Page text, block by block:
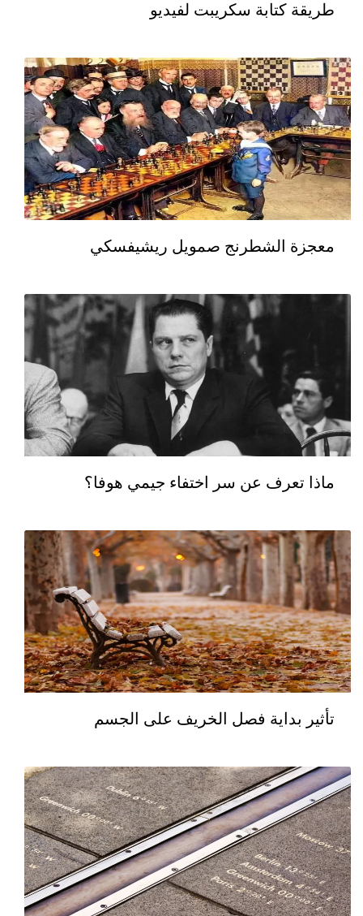
طريقة كتابة سكريبت لفيديو
معجزة الشطرنج صمويل ريشيفسكي
ماذا تعرف عن سر اختفاء جيمي هوفا؟
تأثير بداية فصل الخريف على الجسم